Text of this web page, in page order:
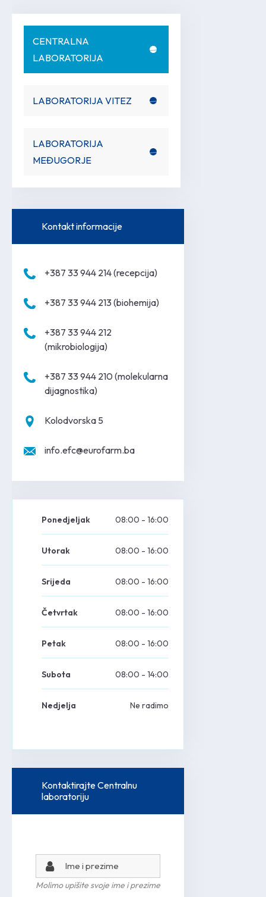
CENTRALNA
LABORATORIJA
LABORATORIJA VITEZ
LABORATORIJA
MEĐUGORJE
Kontakt informacije
+387 33 944 214 (recepcija)
+387 33 944 213 (biohemija)
+387 33 944 212
(mikrobiologija)
+387 33 944 210 (molekularna
dijagnostika)
Kolodvorska 5
info.efc@eurofarm.ba
Ponedjeljak 08:00 - 16:00
Utorak 08:00 - 16:00
Srijeda 08:00 - 16:00
Četvrtak 08:00 - 16:00
Petak 08:00 - 16:00
Subota 08:00 - 14:00
Nedjelja Ne radimo
Kontaktirajte Centralnu
laboratoriju
Molimo upišite svoje ime i prezime